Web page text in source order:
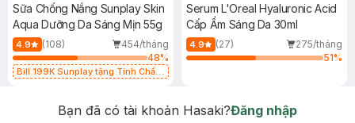
Sữa Chống Nắng Sunplay Skin
Aqua Dưỡng Da Sáng Mịn 55g
4.9 (108)
454/tháng
48%
Bill 199K Sunplay tặng Tinh Chất
Serum L'Oreal Hyaluronic Acid
Cấp Ẩm Sáng Da 30ml
4.9 (27)
275/tháng
51%
Bạn đã có tài khoản Hasaki?Đăng nhập